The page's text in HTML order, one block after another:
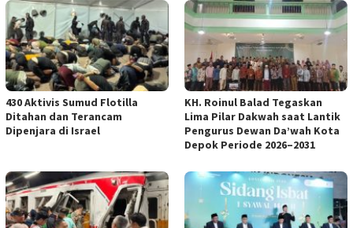
430 Aktivis Sumud Flotilla
Ditahan dan Terancam
Dipenjara di Israel
KH. Roinul Balad Tegaskan
Lima Pilar Dakwah saat Lantik
Pengurus Dewan Da’wah Kota
Depok Periode 2026–2031